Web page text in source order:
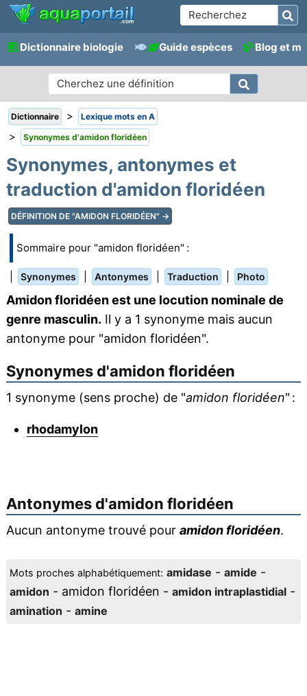
Dictionnaire biologie Guide espèces Blog et
Dictionnaire > Lexique mots en A
> Synonymes d'amidon floridéen
Synonymes, antonymes et
traduction d'amidon floridéen
DÉFINITION DE "AMIDON FLORIDÉEN" →
Sommaire pour "amidon floridéen" :
Synonymes Antonymes Traduction Photo
Amidon floridéen est une locution nominale de
genre masculin. Il y a 1 synonyme mais aucun
antonyme pour "amidon floridéen".
Synonymes d'amidon floridéen
1 synonyme (sens proche) de "amidon floridéen" :
rhodamylon
Antonymes d'amidon floridéen
Aucun antonyme trouvé pour amidon floridéen.
Mots proches alphabétiquement: amidase - amide -
amidon - amidon floridéen - amidon intraplastidial-
amination - amine